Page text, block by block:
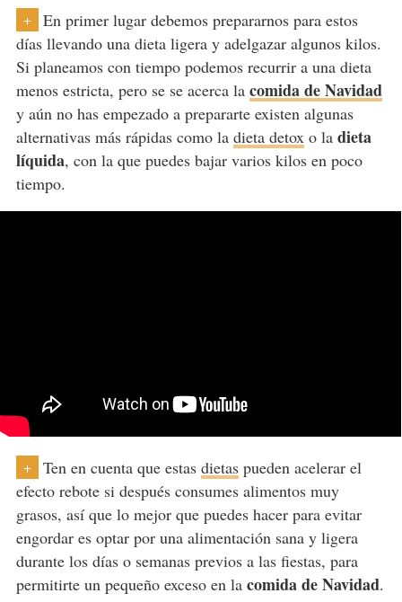
+
En primer lugar debemos prepararnos para estos
días llevando una dieta ligera y adelgazar algunos kilos.
Si planeamos con tiempo podemos recurrir a una dieta
menos estricta, pero se se acerca la comida de Navidad
y aún no has empezado a prepararte existen algunas
alternativas más rápidas como la dieta detoxo ladieta
líquida, con la que puedes bajar varios kilos en poco
tiempo.
+ Ten en cuenta que estas dietaspueden acelerar el
efecto rebote si después consumes alimentos muy
grasos, así que lo mejor que puedes hacer para evitar
engordar es optar por una alimentación sana y ligera
durante los días o semanas previos a las fiestas, para
permitirte un pequeño exceso en la comida de Navidad.